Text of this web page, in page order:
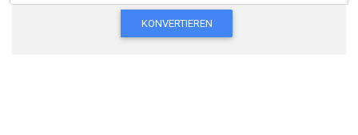
KONVERTIEREN